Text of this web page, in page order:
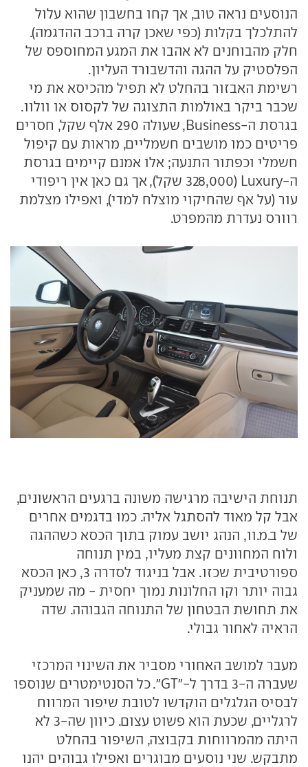
הנוסעים נראה טוב, אך קחו בחשבון שהוא עלול
להתלכלך בקלות (כפי שאכן קרה ברכב ההדגמה).
חלק מהבוחנים לא אהבו את המגע המחוספס של
הפלסטיק על ההגה והדשבורד העליון.
רשימת האבזור בהחלט לא תפיל מהכיסא את מי
שכבר ביקר באולמות התצוגה של לקסוס או וולוו.
בגרסת ה-Business, שעולה 290 אלף שקל, חסרים
פריטים כמו מושבים חשמליים, מראות עם קיפול
חשמלי וכפתור התנעה; אלו אמנם קיימים בגרסת
ה-Luxury (328,000 שקל), אך גם כאן אין ריפודי
עור (על אף שהחיקוי מוצלח למדי), ואפילו מצלמת
רוורס נעדרת מהמפרט.
תנוחת הישיבה מרגישה משונה ברגעים הראשונים,
אבל קל מאוד להסתגל אליה. כמו בדגמים אחרים
של ב.מ.וו, הנהג יושב עמוק בתוך הכסא כשההגה
ולוח המחוונים קצת מעליו, במין תנוחה
ספורטיבית שכזו. אבל בניגוד לסדרה 3, כאן הכסא
גבוה יותר וקו החלונות נמוך יחסית - מה שמעניק
את תחושת הבטחון של התנוחה הגבוהה. שדה
הראיה לאחור גבולי.
מעבר למושב האחורי מסביר את השינוי המרכזי
שעברה ה-3 בדרך ל-"GT". כל הסנטימטרים שנוספו
לבסיס הגלגלים הוקדשו לטובת שיפור המרווח
לרגליים, שכעת הוא פשוט עצום. כיוון שה-3 לא
היתה מהמרווחות בקבוצה, השיפור בהחלט
מתבקש. שני נוסעים מבוגרים ואפילו גבוהים יהנו